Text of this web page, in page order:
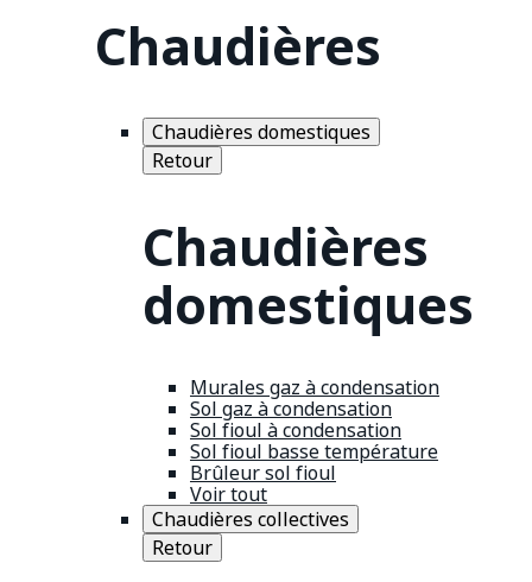
Chaudières
Chaudières domestiques
Retour
Chaudières
domestiques
Murales gaz à condensation
Sol gaz à condensation
Sol fioul à condensation
Sol fioul basse température
Brûleur sol fioul
Voir tout
Chaudières collectives
Retour